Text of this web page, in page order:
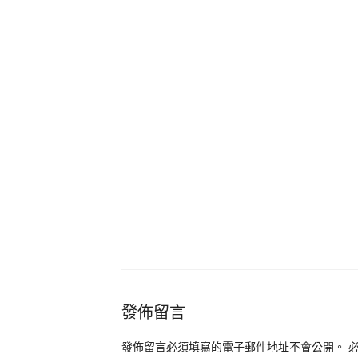
發佈留言
發佈留言必須填寫的電子郵件地址不會公開。